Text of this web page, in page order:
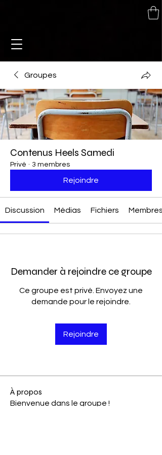
Groupes
Contenus Heels Samedi
Privé · 3 membres
Rejoindre
Discussion Médias Fichiers Membres
Demander à rejoindre ce groupe
Ce groupe est privé. Envoyez une
demande pour le rejoindre.
Rejoindre
À propos
Bienvenue dans le groupe !